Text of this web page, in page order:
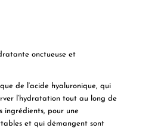
onctueuse et
de l’acide hyaluronique, qui
l’hydratation tout au long de
ingrédients, pour une
et qui démangent sont